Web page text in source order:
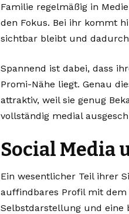
Familie regelmäßig in
den Fokus. Bei ihr kommt
sichtbar bleibt und
Spannend ist dabei, dass
Promi-Nähe liegt. Genau
attraktiv, weil sie genug
vollständig medial
Social Media
Ein wesentlicher Teil ihrer
auffindbares Profil mit dem
Selbstdarstellung und eine